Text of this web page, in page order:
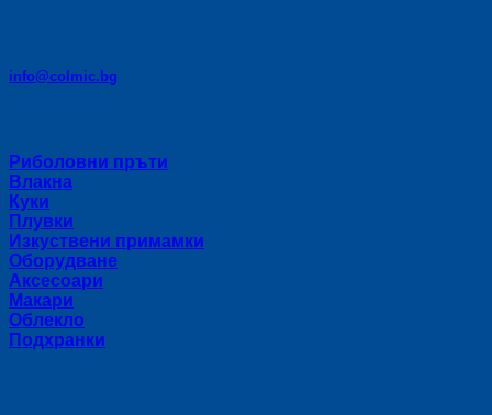
info@colmic.bg
Риболовни пръти
Влакна
Куки
Плувки
Изкуствени примамки
Оборудване
Аксесоари
Макари
Облекло
Подхранки